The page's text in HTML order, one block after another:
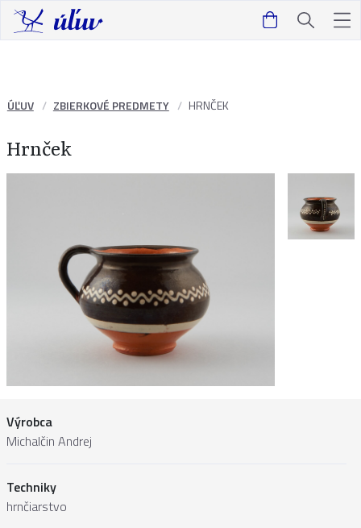
ÚĽUV ZBIERKOVÉ PREDMETY HRNČEK
Hrnček
Výrobca
Michalčin Andrej
Techniky
hrnčiarstvo